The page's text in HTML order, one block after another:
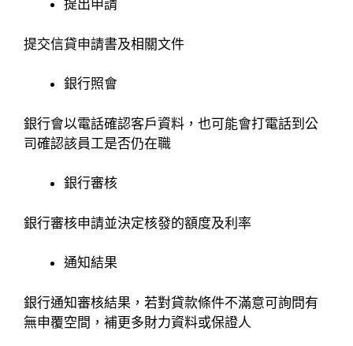
提出申請
提交信貸申請書及相關文件
銀行照會
銀行會以電話確認客戶資料，也可能會打電話到公
司確認該員工是否仍在職
銀行審核
銀行審核申請並決定核發的額度及利率
通知結果
銀行通知審核結果，若對貸款條件不滿意可詢問有
無申覆空間，補更多財力資料或保證人